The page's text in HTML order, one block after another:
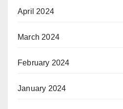
April 2024
March 2024
February 2024
January 2024